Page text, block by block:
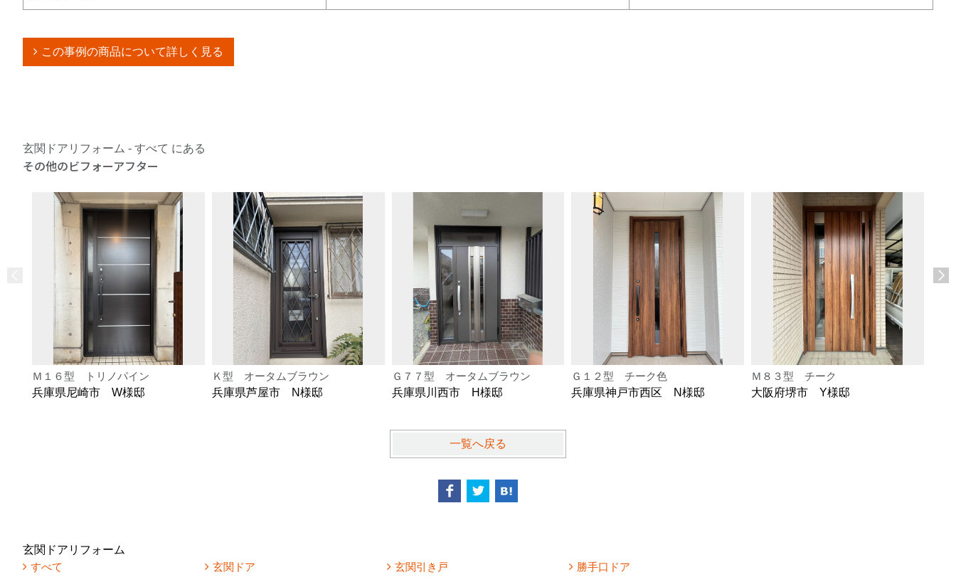
この事例の商品について詳しく見る
玄関ドアリフォーム - すべて にある
その他のビフォーアフター
Ｍ１６型 トリノパイン
兵庫県尼崎市 W様邸
Ｋ型 オータムブラウン
兵庫県芦屋市 N様邸
Ｇ７７型 オータムブラウン
兵庫県川西市 H様邸
Ｇ１２型 チーク色
兵庫県神戸市西区 N様邸
Ｍ８３型 チーク
大阪府堺市 Y様邸
一覧へ戻る
玄関ドアリフォーム
すべて
玄関ドア 玄関引き戸 勝手口ドア